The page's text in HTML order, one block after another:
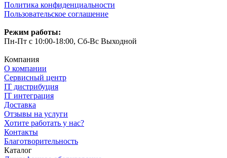
Политика конфиденциальности
Пользовательское соглашение
Режим работы:
Пн-Пт с 10:00-18:00, Сб-Вс Выходной
Компания
О компании
Сервисный центр
IT дистрибуция
IT интеграция
Доставка
Отзывы на услуги
Хотите работать у нас?
Контакты
Благотворительность
Каталог